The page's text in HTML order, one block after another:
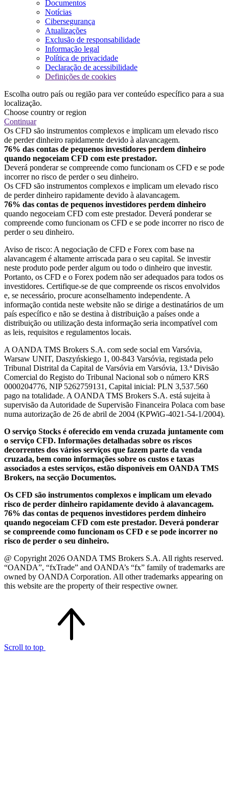
Documentos
Notícias
Cibersegurança
Atualizações
Exclusão de responsabilidade
Informação legal
Política de privacidade
Declaração de acessibilidade
Definições de cookies
Escolha outro país ou região para ver conteúdo específico para a sua
localização.
Choose country or region
Continuar
Os CFD são instrumentos complexos e implicam um elevado risco
de perder dinheiro rapidamente devido à alavancagem.
76% das contas de pequenos investidores perdem dinheiro
quando negoceiam CFD com este prestador.
Deverá ponderar se compreende como funcionam os CFD e se pode
incorrer no risco de perder o seu dinheiro.
Os CFD são instrumentos complexos e implicam um elevado risco
de perder dinheiro rapidamente devido à alavancagem.
76% das contas de pequenos investidores perdem dinheiro
quando negoceiam CFD com este prestador. Deverá ponderar se
compreende como funcionam os CFD e se pode incorrer no risco de
perder o seu dinheiro.
Aviso de risco: A negociação de CFD e Forex com base na
alavancagem é altamente arriscada para o seu capital. Se investir
neste produto pode perder algum ou todo o dinheiro que investir.
Portanto, os CFD e o Forex podem não ser adequados para todos os
investidores. Certifique-se de que compreende os riscos envolvidos
e, se necessário, procure aconselhamento independente. A
informação contida neste website não se dirige a destinatários de um
país específico e não se destina à distribuição a países onde a
distribuição ou utilização desta informação seria incompatível com
as leis, requisitos e regulamentos locais.
A OANDA TMS Brokers S.A. com sede social em Varsóvia,
Warsaw UNIT, Daszyńskiego 1, 00-843 Varsóvia, registada pelo
Tribunal Distrital da Capital de Varsóvia em Varsóvia, 13.ª Divisão
Comercial do Registo do Tribunal Nacional sob o número KRS
0000204776, NIP 5262759131, Capital inicial: PLN 3,537.560
pago na totalidade. A OANDA TMS Brokers S.A. está sujeita à
supervisão da Autoridade de Supervisão Financeira Polaca com base
numa autorização de 26 de abril de 2004 (KPWiG-4021-54-1/2004).
O serviço Stocks é oferecido em venda cruzada juntamente com
o serviço CFD. Informações detalhadas sobre os riscos
decorrentes dos vários serviços que fazem parte da venda
cruzada, bem como informações sobre os custos e taxas
associados a estes serviços, estão disponíveis em OANDA TMS
Brokers, na secção Documentos.
Os CFD são instrumentos complexos e implicam um elevado
risco de perder dinheiro rapidamente devido à alavancagem.
76% das contas de pequenos investidores perdem dinheiro
quando negoceiam CFD com este prestador. Deverá ponderar
se compreende como funcionam os CFD e se pode incorrer no
risco de perder o seu dinheiro.
@ Copyright 2026 OANDA TMS Brokers S.A. All rights reserved.
“OANDA”, “fxTrade” and OANDA’s “fx” family of trademarks are
owned by OANDA Corporation. All other trademarks appearing on
this website are the property of their respective owner.
Scroll to top